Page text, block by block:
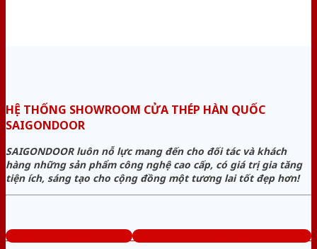
HỆ THỐNG SHOWROOM CỬA THÉP HÀN QUỐC
SAIGONDOOR
SAIGONDOOR luôn nỗ lực mang đến cho đối tác và khách
hàng những sản phẩm công nghệ cao cấp, có giá trị gia tăng
tiện ích, sáng tạo cho cộng đồng một tương lai tốt đẹp hơn!
www.cuathephanquoc.com Tổng đài tư vấn miễn phí: 0824.400.400